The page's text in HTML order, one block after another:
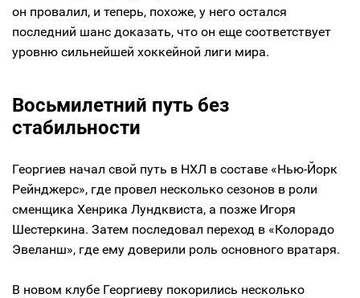
он провалил, и теперь, похоже, у него остался
последний шанс доказать, что он еще соответствует
уровню сильнейшей хоккейной лиги мира.
Восьмилетний путь без
стабильности
Георгиев начал свой путь в НХЛ в составе «Нью-Йорк
Рейнджерс», где провел несколько сезонов в роли
сменщика Хенрика Лундквиста, а позже Игоря
Шестеркина. Затем последовал переход в «Колорадо
Эвеланш», где ему доверили роль основного вратаря.
В новом клубе Георгиеву покорились несколько